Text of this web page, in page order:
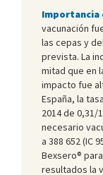
Importancia
vacunación
las cepas y
prevista. La
mitad que en
impacto fue
España, la
2014 de 0,31/
necesario
a 388 652 (IC
Bexsero®
resultados la